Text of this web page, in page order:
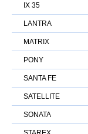
IX 35
LANTRA
MATRIX
PONY
SANTA FE
SATELLITE
SONATA